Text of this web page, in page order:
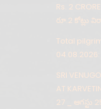
Rs. 2
రూ.2 కోట్లు
Total
SRI
AT
27 _ ఆగస్టు